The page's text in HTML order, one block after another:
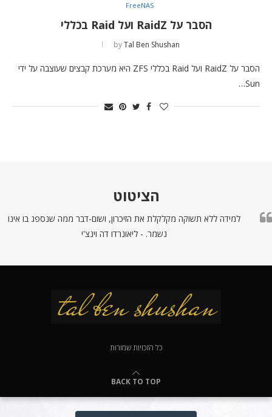
FreeNAS
הסבר על RaidZ ועל Raid בכללי
byTal Ben Shushan
הסבר על RaidZ ועל Raid בכללי ZFS היא מערכת קבצים שעוצבה על ידי
Sun…
הציטוט
למידה ללא תשוקה מקלקלת את הזיכרון, ושום-דבר ממה שנספג בו אינו
נשמר. - ליאונרדו דה וינצ'י
כל הזכויות שמורות
BACK TO TOP